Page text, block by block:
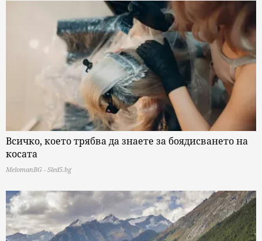
Всичко, което трябва да знаете за боядисването на
косата
MelomanBG - Sled5.bg